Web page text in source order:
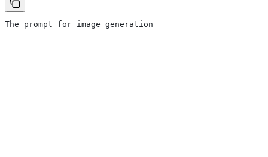
The prompt for image generation